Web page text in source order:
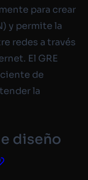
para crear
y permite la
redes a través
El GRE
de
la
diseño